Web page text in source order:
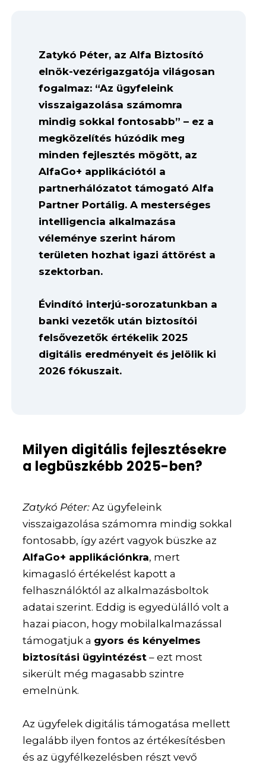
Zatykó Péter, az Alfa Biztosító
elnök-vezérigazgatója világosan
fogalmaz: “Az ügyfeleink
visszaigazolása számomra
mindig sokkal fontosabb” – ez a
megközelítés húzódik meg
minden fejlesztés mögött, az
AlfaGo+ applikációtól a
partnerhálózatot támogató Alfa
Partner Portálig. A mesterséges
intelligencia alkalmazása
véleménye szerint három
területen hozhat igazi áttörést a
szektorban.
Évindító interjú-sorozatunkban a
banki vezetők után biztosítói
felsővezetők értékelik 2025
digitális eredményeit és jelölik ki
2026 fókuszait.
Milyen digitális fejlesztésekre
a legbüszkébb 2025-ben?
Zatykó Péter: Az ügyfeleink
visszaigazolása számomra mindig sokkal
fontosabb, így azért vagyok büszke az
AlfaGo+ applikációnkra, mert
kimagasló értékelést kapott a
felhasználóktól az alkalmazásboltok
adatai szerint. Eddig is egyedülálló volt a
hazai piacon, hogy mobilalkalmazással
támogatjuk a gyors és kényelmes
biztosítási ügyintézést – ezt most
sikerült még magasabb szintre
emelnünk.
Az ügyfelek digitális támogatása mellett
legalább ilyen fontos az értékesítésben
és az ügyfélkezelésben részt vevő